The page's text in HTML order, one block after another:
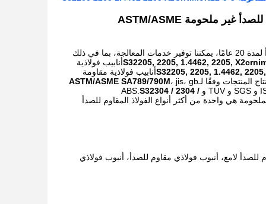
S32205, 2205, 1.4462, 2205, X2crnimon22-5-3 أنابيب فولاذية مقاومة للصدأ غير ملحومة ASTM/ASME
نحن شركة تخزين كبيرة ولدينا مصنعنا الخاص. نحن متخصصون في منتجات الفولاذ المقاوم للصدأ لمدة 20 عامًا، يمكننا توفير خدمات المعالجة، بما في ذلك
S32205, 2205, 1.4462, 2205,أنابيب فولاذية
S32205, 2205, 1.4462,أنابيب فولاذية مقاومة
المنتجات وفقًا لـ
ASTM/ASME SA789/790M، jis، gb
S32304 / 2304 /
هي واحدة من أكثر أنواع الفولاذ المقاوم للصدأ
للصدأ لامع، أنبوب فولاذي مقاوم للصدأ، أنبوب فولاذي